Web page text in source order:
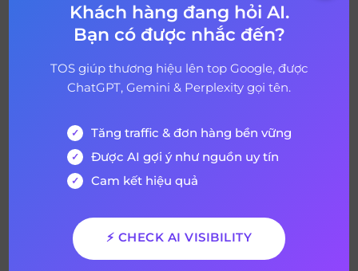
Tương tự, Google đang tạo ra các quy tắc để đảm bảo rằng
trải nghiệm người dùng phù hợp với những gì Google đã
nghĩ đến khi họ tạo các Web Stories.
Nguồn tham khảo:
guidelines/383278/
Bài viết mới nhất
Khách hàng đang hỏi AI.
Bạn có được nhắc đến?
TOS giúp thương hiệu lên top Google, được
ChatGPT, Gemini & Perplexity gọi tên.
Tăng traffic & đơn hàng bền vững
Được AI gợi ý như nguồn uy tín
Cam kết hiệu quả
⚡ CHECK AI VISIBILITY